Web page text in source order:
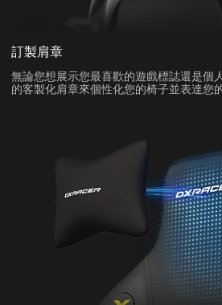
訂製肩章
無論您想展示您最喜歡的遊戲標誌還是個
的客製化肩章來個性化您的椅子並表達您